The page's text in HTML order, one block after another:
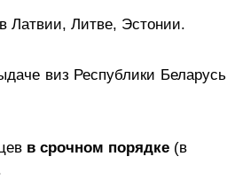
Латвии, Литве, Эстонии.
виз Республики Беларусь
в срочном порядке (в